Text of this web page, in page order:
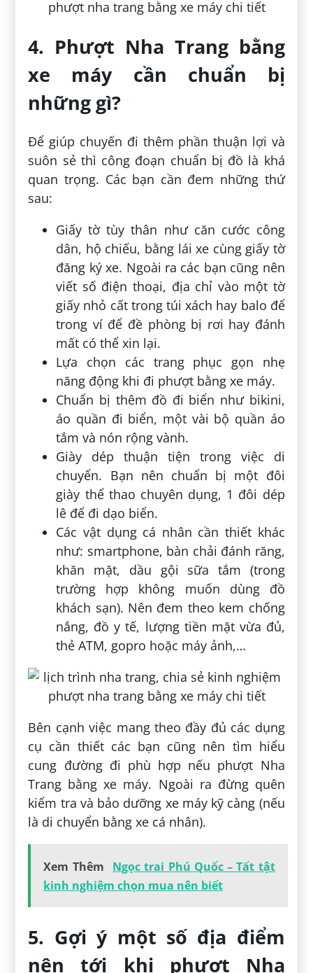
4. Phượt Nha Trang bằng
xe máy cần chuẩn bị
những gì?
Để giúp chuyến đi thêm phần thuận lợi và
suôn sẻ thì công đoạn chuẩn bị đồ là khá
quan trọng. Các bạn cần đem những thứ
sau:
Giấy tờ tùy thân như căn cước công
dân, hộ chiếu, bằng lái xe cùng giấy tờ
đăng ký xe. Ngoài ra các bạn cũng nên
viết số điện thoại, địa chỉ vào một tờ
giấy nhỏ cất trong túi xách hay balo để
trong ví để đề phòng bị rơi hay đánh
mất có thể xin lại.
Lựa chọn các trang phục gọn nhẹ
năng động khi đi phượt bằng xe máy.
Chuẩn bị thêm đồ đi biển như bikini,
áo quần đi biển, một vài bộ quần áo
tắm và nón rộng vành.
Giày dép thuận tiện trong việc di
chuyển. Bạn nên chuẩn bị một đôi
giày thể thao chuyên dụng, 1 đôi dép
lê để đi dạo biển.
Các vật dụng cá nhân cần thiết khác
như: smartphone, bàn chải đánh răng,
khăn mặt, dầu gội sữa tắm (trong
trường hợp không muốn dùng đồ
khách sạn). Nên đem theo kem chống
nắng, đồ y tế, lượng tiền mặt vừa đủ,
thẻ ATM, gopro hoặc máy ảnh,…
Bên cạnh việc mang theo đầy đủ các dụng
cụ cần thiết các bạn cũng nên tìm hiểu
cung đường đi phù hợp nếu phượt Nha
Trang bằng xe máy. Ngoài ra đừng quên
kiểm tra và bảo dưỡng xe máy kỹ càng (nếu
là di chuyển bằng xe cá nhân).
Xem Thêm
Ngọc trai Phú Quốc – Tất tật
kinh nghiệm chọn mua nên biết
5. Gợi ý một số địa điểm
nên tới khi phượt Nha